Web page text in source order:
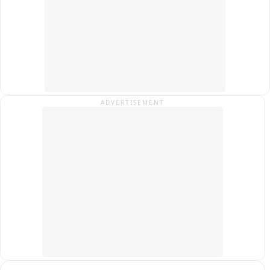
बाह तहसील के बसई अलेरा में स्थित जमीन का था मामला
ADVERTISEMENT